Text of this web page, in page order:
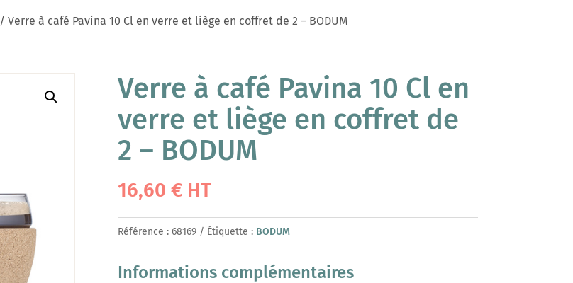
/ Verre à café Pavina 10 Cl en verre et liège en coffret de 2 – BODUM
Verre à café Pavina 10 Cl en
verre et liège en coffret de
2 – BODUM
16,60 € HT
Référence : 68169 Étiquette : BODUM
Informations complémentaires